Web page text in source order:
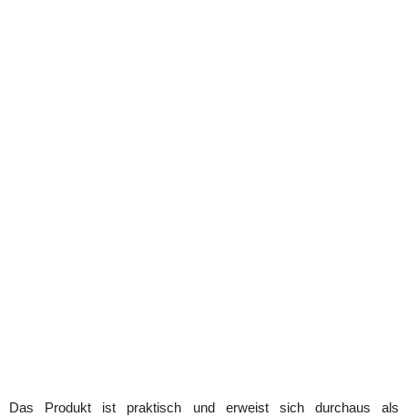
Das Produkt ist praktisch und erweist sich durchaus als